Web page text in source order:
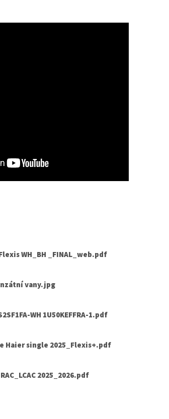
WH_BH _FINAL_web.pdf
vany.jpg
WH 1U50KEFFRA-1.pdf
Haier single 2025_Flexis+.pdf
2025_2026.pdf